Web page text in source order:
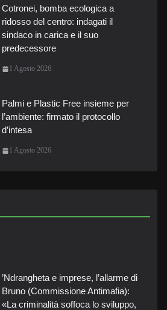
Cotronei, bomba ecologica a
ridosso del centro: indagati il
sindaco in carica e il suo
predecessore
1 Agosto 2026
Palmi e Plastic Free insieme per
l’ambiente: firmato il protocollo
d’intesa
1 Agosto 2026
’Ndrangheta e imprese, l’allarme di
Bruno (Commissione Antimafia):
«La criminalità soffoca lo sviluppo,